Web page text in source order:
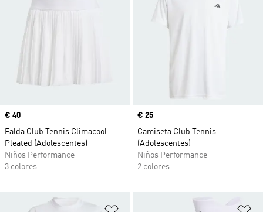
Precio
€ 40
Falda Club Tennis Climacool
Pleated (Adolescentes)
Niños Performance
3 colores
Precio
€ 25
Camiseta Club Tennis
(Adolescentes)
Niños Performance
2 colores
Añadir a la lista de deseos